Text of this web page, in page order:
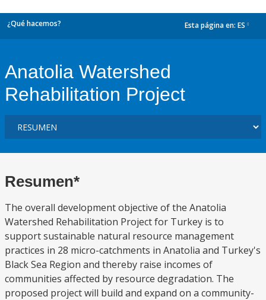
¿Qué hacemos? Esta página en: ES
Anatolia Watershed
Rehabilitation Project
Resumen*
The overall development objective of the Anatolia
Watershed Rehabilitation Project for Turkey is to
support sustainable natural resource management
practices in 28 micro-catchments in Anatolia and Turkey's
Black Sea Region and thereby raise incomes of
communities affected by resource degradation. The
proposed project will build and expand on a community-